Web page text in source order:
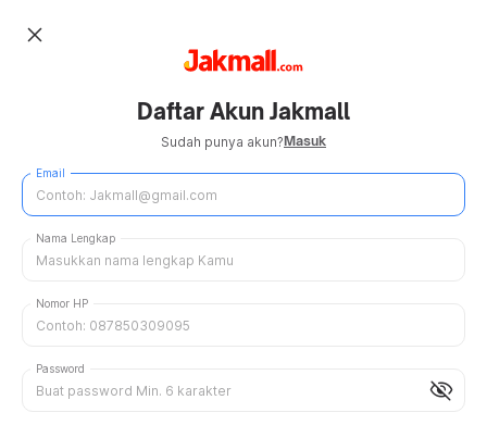
close
Daftar Akun Jakmall
Sudah punya akun?Masuk
Email
Nama Lengkap
Nomor HP
visibility_off
Password